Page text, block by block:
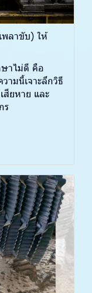
พลาขับ) ให้
ษาไม่ดี คือ
ามนี้เจาะลึกวิธี
สียหาย และ
ร